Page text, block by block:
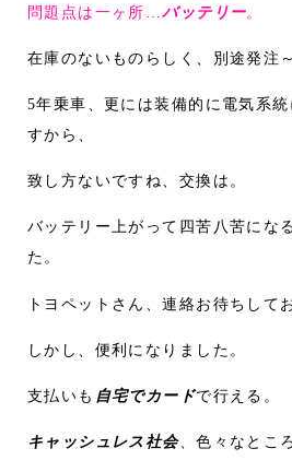
問題点は一ヶ所…バッテリー。
在庫のないものらしく、別途発注
5年乗車、更には装備的に電気系
すから、
致し方ないですね、交換は。
バッテリー上がって四苦八苦にな
た。
トヨペットさん、連絡お待ちして
しかし、便利になりました。
支払いも 自宅でカードで行える。
キャッシュレス社会、色々なとこ